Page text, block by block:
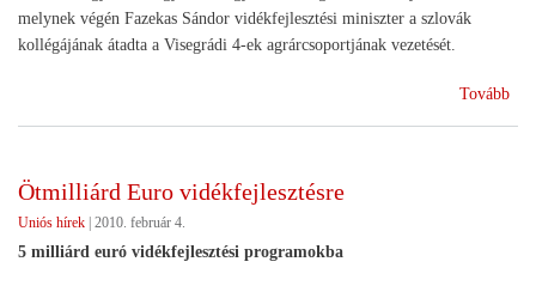
melynek végén Fazekas Sándor vidékfejlesztési miniszter a szlovák
kollégájának átadta a Visegrádi 4-ek agrárcsoportjának vezetését.
Tovább
Ötmilliárd Euro vidékfejlesztésre
Uniós hírek | 2010. február 4.
5 milliárd euró vidékfejlesztési programokba